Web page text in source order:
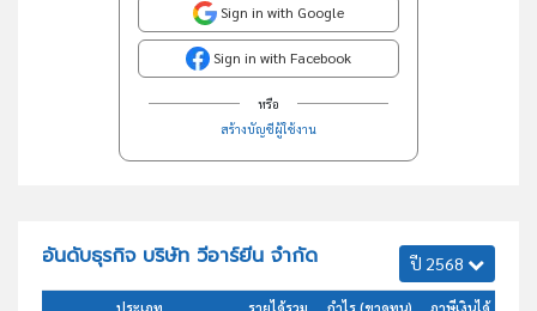
Sign in with Google
Sign in with Facebook
หรือ
สร้างบัญชีผู้ใช้งาน
อันดับธุรกิจ บริษัท วีอาร์ยีน จำกัด ปี 2568
ประเภท รายได้รวม กำไร (ขาดทุน) ภาษีเงินได้